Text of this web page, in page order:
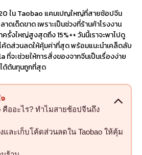
ใน Taobao แคมเปญใหญ่ที่สายช้อปจีน
ดเด็ดขาด เพราะเป็นช่วงที่ร้านค้าโรงงาน
รั้งใหญ่สูงสุดถึง 15%++ วันนี้เราจะพาไปดู
ค้ดส่วนลดให้คุ้มค่าที่สุด พร้อมแนะนำเคล็ดลับ
ที่จะช่วยให้การสั่งของจากจีนเป็นเรื่องง่าย
ด้ต้นทุนถูกที่สุด
คืออะไร? ทำไมสายช้อปจีนถึง
และเก็บโค้ดส่วนลดใน Taobao ให้คุ้ม